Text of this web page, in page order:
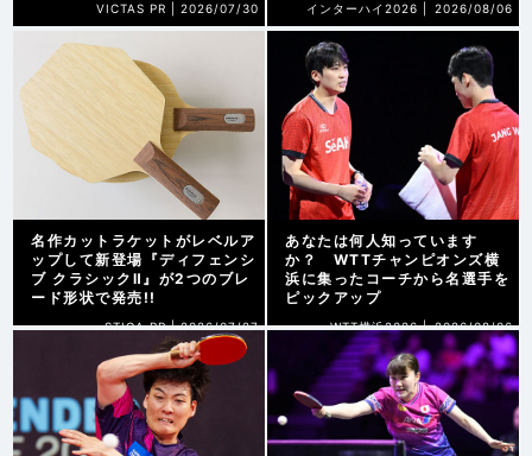
VICTAS PR | 2026/07/30 インターハイ2026 | 2026/08/06
名作カットラケットがレベルア
ップして新登場『ディフェンシ
ブ クラシックⅡ』が2つのブレ
ード形状で発売!!
STIGA PR |2026/07/27
あなたは何人知っています
か？ WTTチャンピオンズ横
浜に集ったコーチから名選手を
ピックアップ
WTT横浜2026 | 2026/08/06